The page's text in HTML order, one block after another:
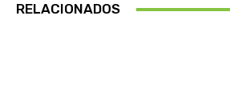
RELACIONADOS